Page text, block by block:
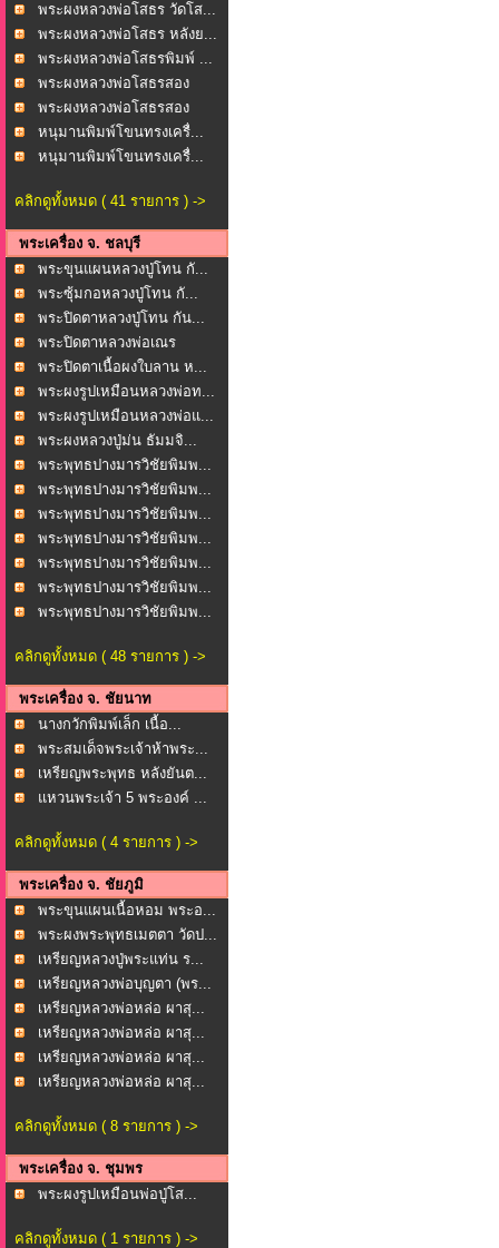
พระผงหลวงพ่อโสธร วัดโส...
พระผงหลวงพ่อโสธร หลังย...
พระผงหลวงพ่อโสธรพิมพ์ ...
พระผงหลวงพ่อโสธรสอง
หน้...พระผงหลวงพ่อโสธรสอง
หน้...หนุมานพิมพ์โขนทรงเครื่...
หนุมานพิมพ์โขนทรงเครื่...
คลิกดูทั้งหมด ( 41 รายการ ) ->
พระเครื่อง จ. ชลบุรี
พระขุนแผนหลวงปู่โทน กั...
พระซุ้มกอหลวงปู่โทน กั...
พระปิดตาหลวงปู่โทน กัน...
พระปิดตาหลวงพ่อเณร
โพธ...พระปิดตาเนื้อผงใบลาน ห...
พระผงรูปเหมือนหลวงพ่อท...
พระผงรูปเหมือนหลวงพ่อแ...
พระผงหลวงปู่ม่น ธัมมจิ...
พระพุทธปางมารวิชัยพิมพ...
พระพุทธปางมารวิชัยพิมพ...
พระพุทธปางมารวิชัยพิมพ...
พระพุทธปางมารวิชัยพิมพ...
พระพุทธปางมารวิชัยพิมพ...
พระพุทธปางมารวิชัยพิมพ...
พระพุทธปางมารวิชัยพิมพ...
คลิกดูทั้งหมด ( 48 รายการ ) ->
พระเครื่อง จ. ชัยนาท
นางกวักพิมพ์เล็ก เนื้อ...
พระสมเด็จพระเจ้าห้าพระ...
เหรียญพระพุทธ หลังยันต...
แหวนพระเจ้า 5 พระองค์ ...
คลิกดูทั้งหมด ( 4 รายการ ) ->
พระเครื่อง จ. ชัยภูมิ
พระขุนแผนเนื้อหอม พระอ...
พระผงพระพุทธเมตตา วัดป...
เหรียญหลวงปู่พระแท่น ร...
เหรียญหลวงพ่อบุญตา (พร...
เหรียญหลวงพ่อหล่อ ผาสุ...
เหรียญหลวงพ่อหล่อ ผาสุ...
เหรียญหลวงพ่อหล่อ ผาสุ...
เหรียญหลวงพ่อหล่อ ผาสุ...
คลิกดูทั้งหมด ( 8 รายการ ) ->
พระเครื่อง จ. ชุมพร
พระผงรูปเหมือนพ่อปู่โส...
คลิกดูทั้งหมด ( 1 รายการ ) ->